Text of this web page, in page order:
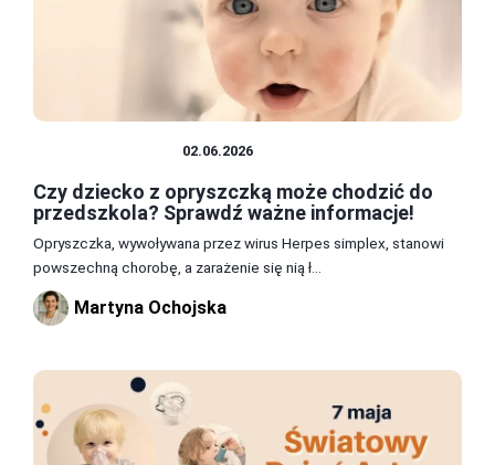
02.06.2026
Czy dziecko z opryszczką może chodzić do
przedszkola? Sprawdź ważne informacje!
Opryszczka, wywoływana przez wirus Herpes simplex, stanowi
powszechną chorobę, a zarażenie się nią ł...
Martyna Ochojska